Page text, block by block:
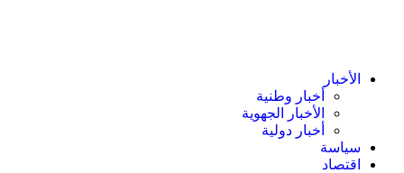
الأخبار
أخبار وطنية
الأخبار الجهوية
أخبار دولية
سياسة
اقتصاد